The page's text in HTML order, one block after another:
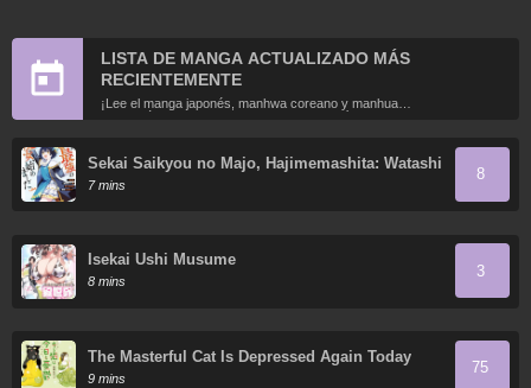
LISTA DE MANGA ACTUALIZADO MÁS
RECIENTEMENTE
¡Lee el manga japonés, manhwa coreano y manhua
chino más recientemente actualizados en línea gratis!
Sekai Saikyou no Majo, Hajimemashita: Watashi
Dake "Kouryaku Site" o Miseru Sekai de Jiyuu
ni Ikimasu
7 mins
8
Isekai Ushi Musume
8 mins
3
The Masterful Cat Is Depressed Again Today
9 mins
75